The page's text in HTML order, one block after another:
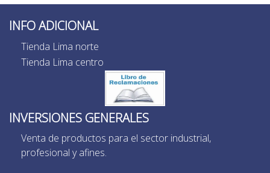
INFO ADICIONAL
Tienda Lima norte
Tienda Lima centro
INVERSIONES GENERALES
Venta de productos para el sector industrial,
profesional y afines.